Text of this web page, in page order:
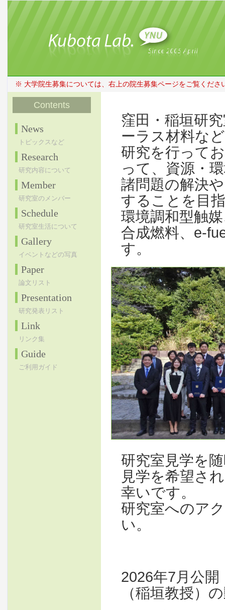
※ 大学院生募集については、右上の院生募集ページをご覧くださ
窪田・稲垣研
ーラス材料な
研究を行って
って、資源・
諸問題の解決
することを目
環境調和型触
合成燃料、e-
す。
研究室見学を
見学を希望さ
幸いです。
研究室へのア
い。
2026年7月公
（稲垣教授）
Contents
News
トピックスなど
Research
研究内容について
Member
研究室のメンバー
Schedule
研究室生活について
Gallery
イベントなどの写真
Paper
論文リスト
Presentation
研究発表リスト
Link
リンク集
Guide
ご利用ガイド